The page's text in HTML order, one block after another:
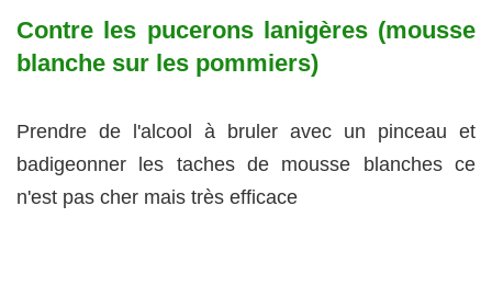
Contre les pucerons lanigères (mousse
blanche sur les pommiers)
Prendre de l'alcool à bruler avec un pinceau et
badigeonner les taches de mousse blanches ce
n'est pas cher mais très efficace